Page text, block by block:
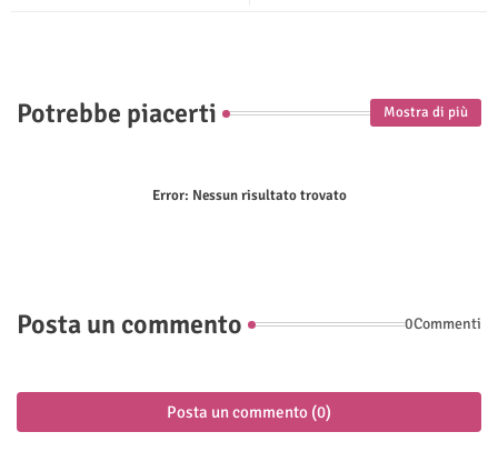
Potrebbe piacerti Mostra di più
Error: Nessun risultato trovato
Posta un commento 0Commenti
Posta un commento (0)